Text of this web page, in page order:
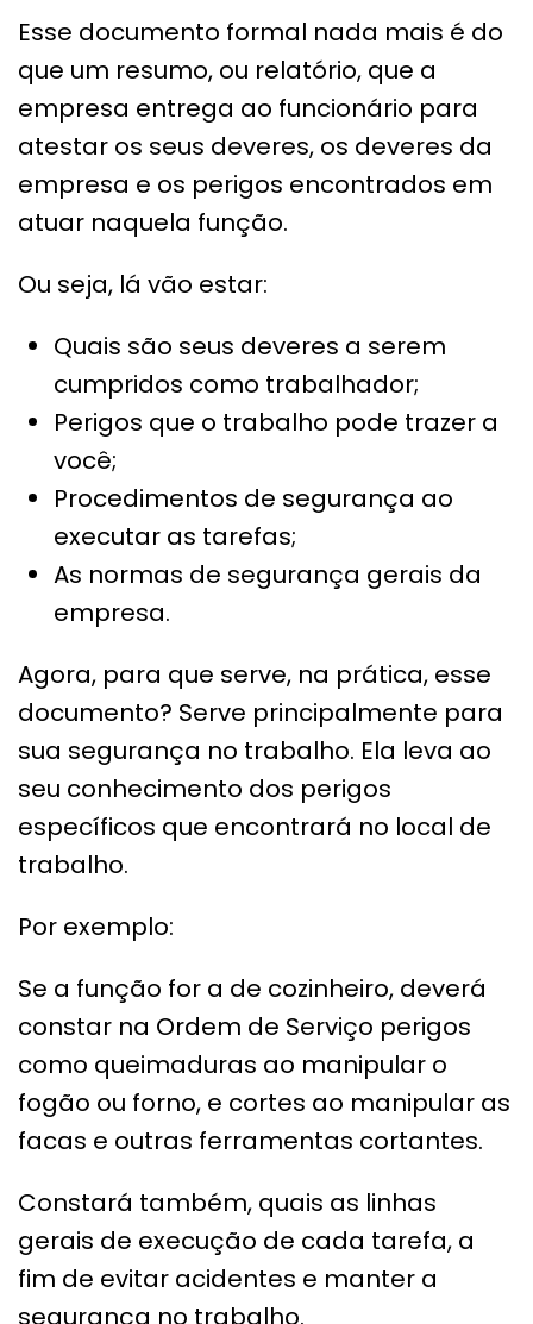
Esse documento formal nada mais é do
que um resumo, ou relatório, que a
empresa entrega ao funcionário para
atestar os seus deveres, os deveres da
empresa e os perigos encontrados em
atuar naquela função.
Ou seja, lá vão estar:
Quais são seus deveres a serem
cumpridos como trabalhador;
Perigos que o trabalho pode trazer a
você;
Procedimentos de segurança ao
executar as tarefas;
As normas de segurança gerais da
empresa.
Agora, para que serve, na prática, esse
documento? Serve principalmente para
sua segurança no trabalho. Ela leva ao
seu conhecimento dos perigos
específicos que encontrará no local de
trabalho.
Por exemplo:
Se a função for a de cozinheiro, deverá
constar na Ordem de Serviço perigos
como queimaduras ao manipular o
fogão ou forno, e cortes ao manipular as
facas e outras ferramentas cortantes.
Constará também, quais as linhas
gerais de execução de cada tarefa, a
fim de evitar acidentes e manter a
segurança no trabalho.